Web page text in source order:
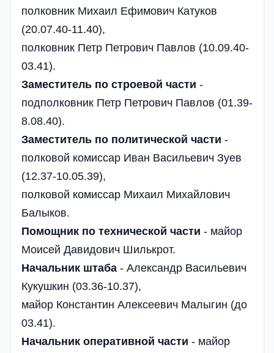
полковник Михаил Ефимович Катуков
(20.07.40-11.40),
полковник Петр Петрович Павлов (10.09.40-
03.41).
Заместитель по строевой части -
подполковник Петр Петрович Павлов (01.39-
8.08.40).
Заместитель по политической части -
полковой комиссар Иван Васильевич Зуев
(12.37-10.05.39),
полковой комиссар Михаил Михайлович
Балыков.
Помощник по технической части - майор
Моисей Давидович Шилькрот.
Начальник штаба - Александр Васильевич
Кукушкин (03.36-10.37),
майор Константин Алексеевич Малыгин (до
03.41).
Начальник оперативной части - майор